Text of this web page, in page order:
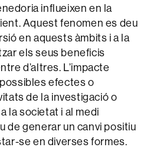
influeixen en la
Aquest fenomen es deu
en aquests àmbits i a la
els seus beneficis
d’altres. L’impacte
efectes o
de la investigació o
la societat i al medi
de generar un canvi positiu
se en diverses formes.